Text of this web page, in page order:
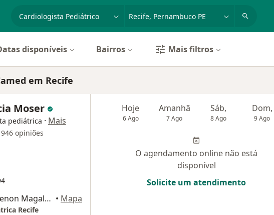
especialidade, doença ou nome
disponíveis Bairros Mais filtros
em Recife
Moser
pediátrica · Mais
946 opiniões
Avenida Governador Agamenon Magalhães 4760 - Edf. garagem 7 andar - sala 2, Recife • Mapa
Recife
Hoje
6 Ago
Amanhã
7 Ago
Sáb,
8 Ago
Dom,
9 Ago
O agendamento online não está
disponível
Solicite um atendimento